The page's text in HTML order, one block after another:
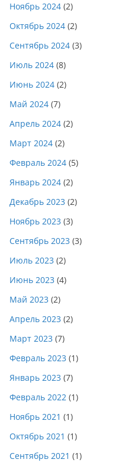
Ноябрь 2024 (2)
Октябрь 2024 (2)
Сентябрь 2024 (3)
Июль 2024 (8)
Июнь 2024 (2)
Май 2024 (7)
Апрель 2024 (2)
Март 2024 (2)
Февраль 2024 (5)
Январь 2024 (2)
Декабрь 2023 (2)
Ноябрь 2023 (3)
Сентябрь 2023 (3)
Июль 2023 (2)
Июнь 2023 (4)
Май 2023 (2)
Апрель 2023 (2)
Март 2023 (7)
Февраль 2023 (1)
Январь 2023 (7)
Февраль 2022 (1)
Ноябрь 2021 (1)
Октябрь 2021 (1)
Сентябрь 2021 (1)